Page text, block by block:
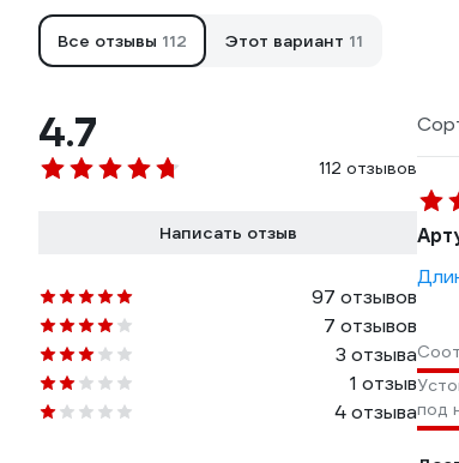
Все отзывы 112 Этот вариант 11
4.7
112 отзывов
Написать отзыв
97 отзывов
7 отзывов
3 отзыва
1 отзыв
4 отзывапод